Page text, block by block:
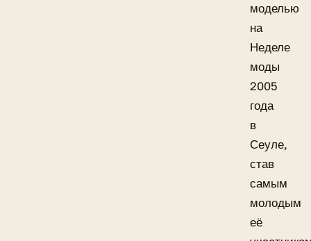
моделью
на
Неделе
моды
2005
года
в
Сеуле,
став
самым
молодым
её